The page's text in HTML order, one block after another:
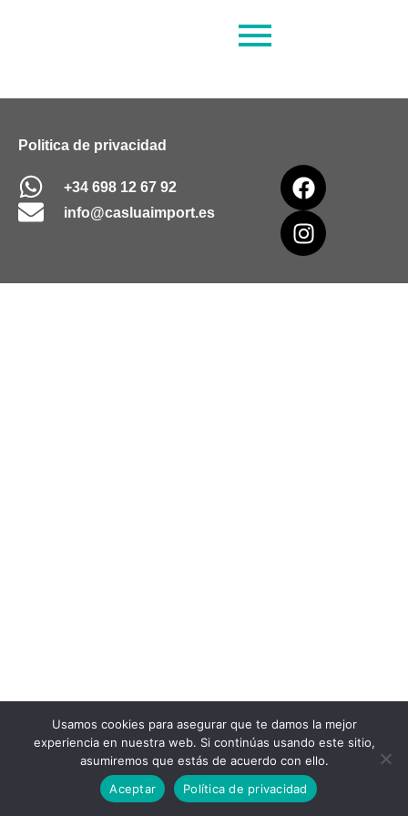
Politica de privacidad
+34 698 12 67 92
info@casluaimport.es
Usamos cookies para asegurar que te damos la mejor
experiencia en nuestra web. Si continúas usando este sitio,
asumiremos que estás de acuerdo con ello.
Aceptar
Política de privacidad